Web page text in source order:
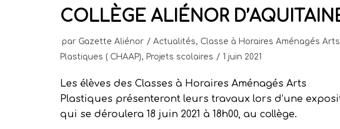
COLLÈGE ALIÉNOR
par Gazette Aliénor Actualités, Classe à Horaires Aménagés Arts
Plastiques ( CHAAP), Projets scolaires 1 juin 2021
Les élèves des Classes à Horaires Aménagés Arts
Plastiques présenteront leurs travaux lors d’une
qui se déroulera 18 juin 2021 à 18h00, au collège.